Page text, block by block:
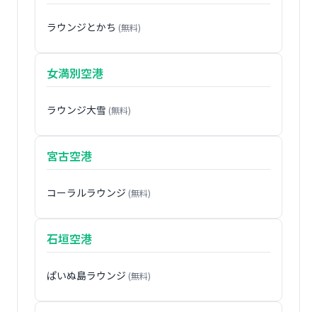
ラウンジとかち (無料)
女満別空港
ラウンジ大雪 (無料)
宮古空港
コーラルラウンジ (無料)
石垣空港
ぱいぬ島ラウンジ (無料)